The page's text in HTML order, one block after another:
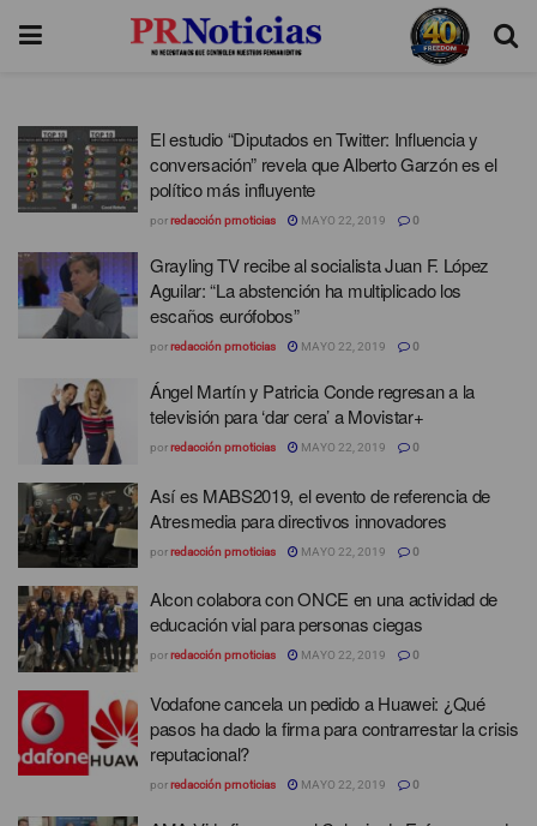
El estudio “Diputados en Twitter: Influencia y
conversación” revela que Alberto Garzón es el
político más influyente
porredacción prnoticias MAYO 22, 2019 0
Grayling TV recibe al socialista Juan F. López
Aguilar: “La abstención ha multiplicado los
escaños eurófobos”
porredacción prnoticias MAYO 22, 2019 0
Ángel Martín y Patricia Conde regresan a la
televisión para ‘dar cera’ a Movistar+
porredacción prnoticias MAYO 22, 2019 0
Así es MABS2019, el evento de referencia de
Atresmedia para directivos innovadores
porredacción prnoticias MAYO 22, 2019 0
Alcon colabora con ONCE en una actividad de
educación vial para personas ciegas
porredacción prnoticias MAYO 22, 2019 0
Vodafone cancela un pedido a Huawei: ¿Qué
pasos ha dado la firma para contrarrestar la crisis
reputacional?
porredacción prnoticias MAYO 22, 2019 0